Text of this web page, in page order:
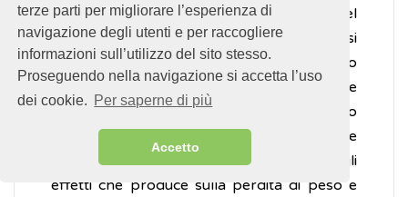
terze parti per migliorare l’esperienza di
navigazione degli utenti e per raccogliere
informazioni sull’utilizzo del sito stesso.
Proseguendo nella navigazione si accetta l’uso
dei cookie. Per saperne di più
Accetto
l’alternanza di aumento e diminuzione del
peso a seconda delle fasi in cui si smette o si
ricomincia la dieta, può essere evitato solo
educando a un reale cambiamento dello stile
di vita, evitando diete temporanee molto
rigide e focalizzando l’attenzione
sull'importanza dell’esercizio fisico per gli
effetti che produce sulla perdita di peso e